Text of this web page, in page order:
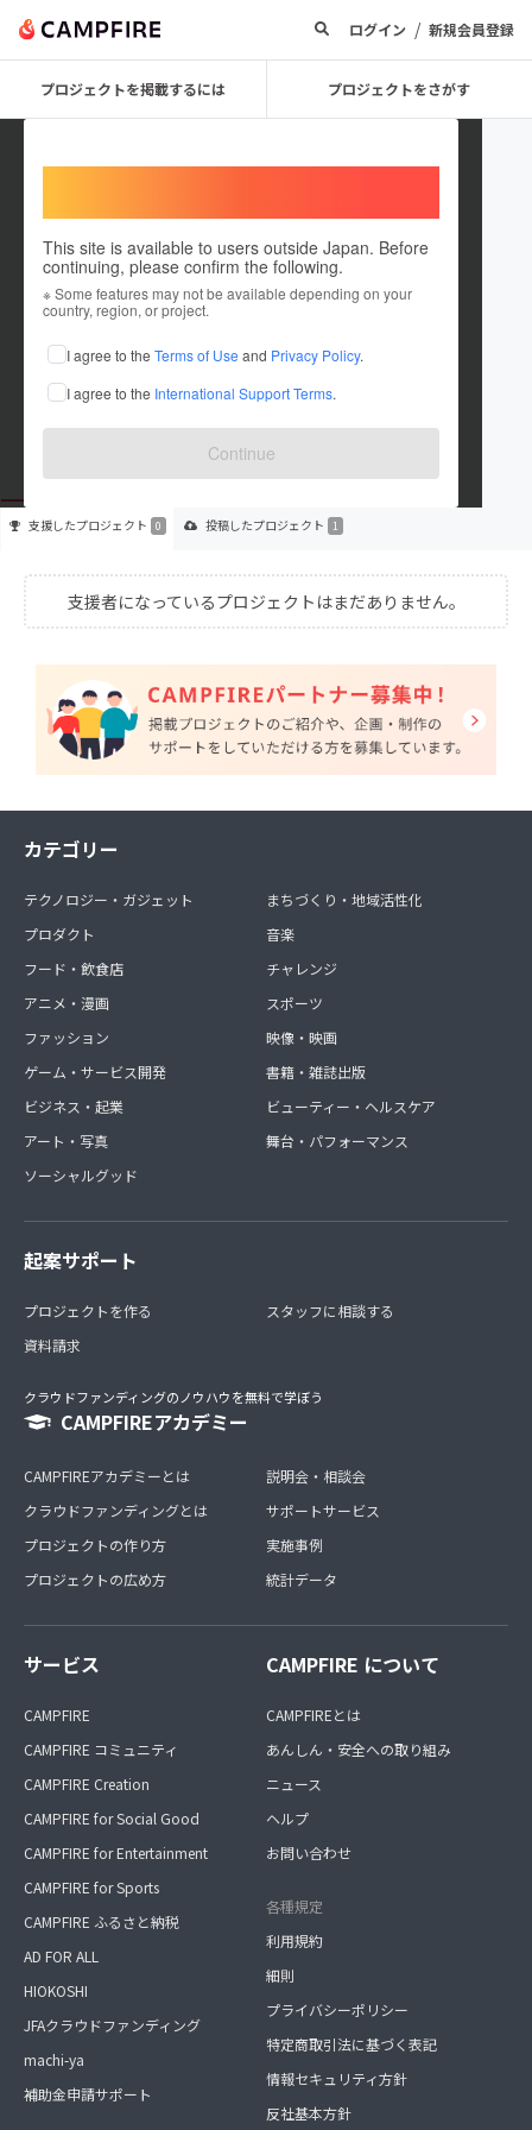
ログイン / 新規会員登録
プロジェクトを掲載するには プロジェクトをさがす
This site is available to users outside Japan. Before
continuing, please confirm the following.
※ Some features may not be available depending on your
country, region, or project.
I agree to the Terms of Use and Privacy Policy.
I agree to the International Support Terms.
Continue
furuhata3127
これまでに1件のプロジェクトを投稿しています
在住国：未設定
出身国：未設定
支援したプロジェクト 0 投稿したプロジェクト 1
支援者になっているプロジェクトはまだありません。
カテゴリー
テクノロジー・ガジェット
プロダクト
フード・飲食店
アニメ・漫画
ファッション
ゲーム・サービス開発
ビジネス・起業
アート・写真
ソーシャルグッド
まちづくり・地域活性化
音楽
チャレンジ
スポーツ
映像・映画
書籍・雑誌出版
ビューティー・ヘルスケア
舞台・パフォーマンス
起案サポート
プロジェクトを作る
資料請求
スタッフに相談する
クラウドファンディングのノウハウを無料で学ぼう
CAMPFIREアカデミー
CAMPFIREアカデミーとは
クラウドファンディングとは
プロジェクトの作り方
プロジェクトの広め方
説明会・相談会
サポートサービス
実施事例
統計データ
サービス
CAMPFIRE
CAMPFIRE コミュニティ
CAMPFIRE Creation
CAMPFIRE for Social Good
CAMPFIRE for Entertainment
CAMPFIRE for Sports
CAMPFIRE ふるさと納税
AD FOR ALL
HIOKOSHI
JFAクラウドファンディング
machi-ya
補助金申請サポート
CAMPFIRE について
CAMPFIREとは
あんしん・安全への取り組み
ニュース
ヘルプ
お問い合わせ
各種規定
利用規約
細則
プライバシーポリシー
特定商取引法に基づく表記
情報セキュリティ方針
反社基本方針